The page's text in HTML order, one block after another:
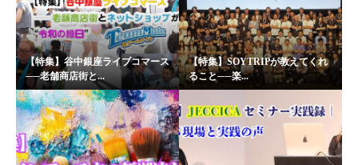
【特集】谷中銀座ライブコマース
──老舗商店街と...
【特集】SOYTRIPが教えてくれ
ること──楽...